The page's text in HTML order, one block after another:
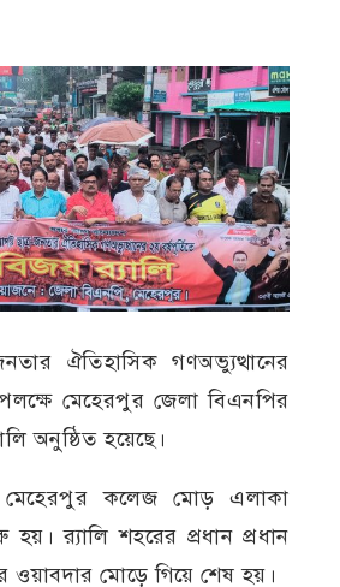
ঐতিহাসিক গণঅভ্যুত্থানের
মেহেরপুর জেলা বিএনপির
অনুষ্ঠিত হয়েছে।
মেহেরপুর কলেজ মোড় এলাকা
হয়। র‍্যালি শহরের প্রধান প্রধান
ওয়াবদার মোড়ে গিয়ে শেষ হয়।